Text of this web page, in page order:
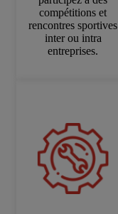
compétitions et
rencontres sportives
inter ou intra
entreprises.